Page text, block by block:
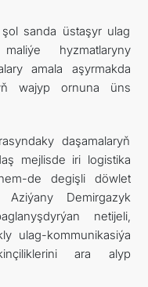
sanda üstaşyr ulag
hyzmatlaryny
amala aşyrmakda
wajyp ornuna üns
daşamalaryň
mejlisde iri logistika
de degişli döwlet
Demirgazyk
netijeli,
ulag-kommunikasiýa
ara alyp